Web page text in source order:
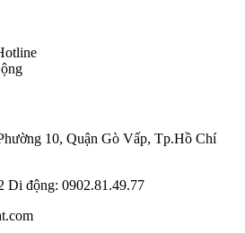
10, Quận Gò Vấp, Tp.Hồ Chí
Di động: 0902.81.49.77